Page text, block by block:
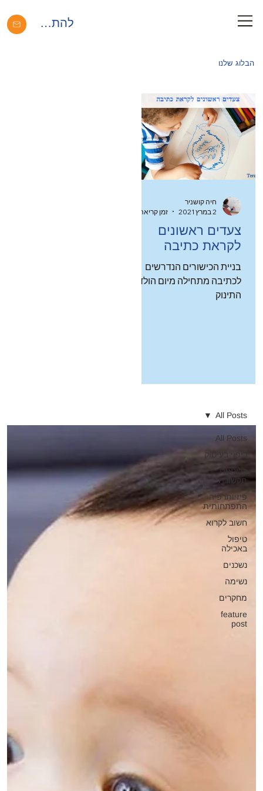
להתחברות
הבלוג שלנו
צעדים ראשונים
לקראת כתיבה
בניית הכישורים הנדרשים
לכתיבה מתחילה מיום הולדת
התינוק
חיה קושניר
2 במרץ 2021
All Posts
ריפוי בעיסוק
קלינאות
תקשורת
פיזיותרפיה
התפתחותית
חשוב לקרוא
טיפול
באכילה
נשכנים
נשימה
מחקרים
feature
post
All Posts